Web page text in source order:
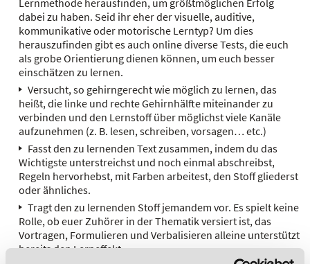
Lernmethode herausfinden, um größtmöglichen Erfolg
dabei zu haben. Seid ihr eher der visuelle, auditive,
kommunikative oder motorische Lerntyp? Um dies
herauszufinden gibt es auch online diverse Tests, die euch
als grobe Orientierung dienen können, um euch besser
einschätzen zu lernen.
Versucht, so gehirngerecht wie möglich zu lernen, das
heißt, die linke und rechte Gehirnhälfte miteinander zu
verbinden und den Lernstoff über möglichst viele Kanäle
aufzunehmen (z. B. lesen, schreiben, vorsagen… etc.)
Fasst den zu lernenden Text zusammen, indem du das
Wichtigste unterstreichst und noch einmal abschreibst,
Regeln hervorhebst, mit Farben arbeitest, den Stoff gliederst
oder ähnliches.
Tragt den zu lernenden Stoff jemandem vor. Es spielt keine
Rolle, ob euer Zuhörer in der Thematik versiert ist, das
Vortragen, Formulieren und Verbalisieren alleine unterstützt
bereits den Lerneffekt.